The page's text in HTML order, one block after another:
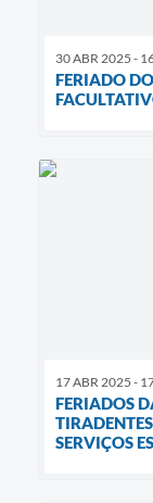
30 ABR 2025 -
FERIADO
17 ABR 2025 -
FERIADOS
SERVIÇOS